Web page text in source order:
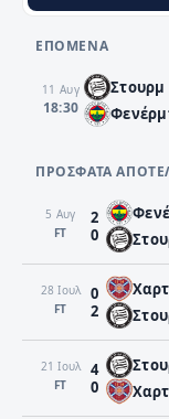
ΕΠΌΜΕΝΑ
11 Αυγ
18:30
Στουρμ
ΠΡΌΣΦΑΤΑ
5 Αυγ
FΤ
2
0
28 Ιουλ
FΤ
0
2
21 Ιουλ
FΤ
4
0